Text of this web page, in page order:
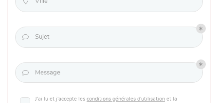
 Sujet
 Message
J'ai lu et j'accepte les conditions générales d'utilisation et la